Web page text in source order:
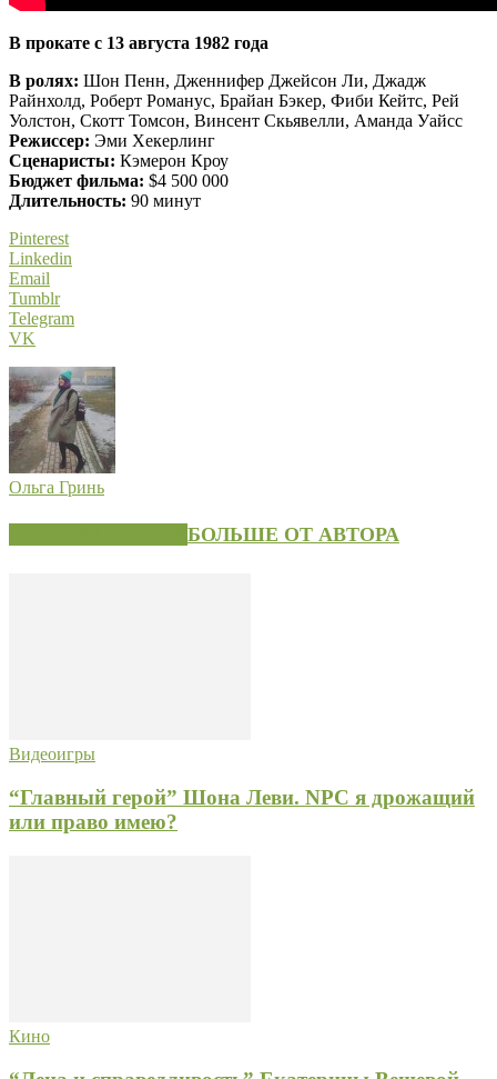
В прокате с 13 августа 1982 года
В ролях: Шон Пенн, Дженнифер Джейсон Ли, Джадж
Райнхолд, Роберт Романус, Брайан Бэкер, Фиби Кейтс, Рей
Уолстон, Скотт Томсон, Винсент Скьявелли, Аманда Уайсс
Режиссер: Эми Хекерлинг
Сценаристы: Кэмерон Кроу
Бюджет фильма: $4 500 000
Длительность: 90 минут
Pinterest
Linkedin
Email
Tumblr
Telegram
VK
Ольга Гринь
БОЛЬШЕ ОТ АВТОРА
Видеоигры
“Главный герой” Шона Леви. NPC я дрожащий
или право имею?
Кино